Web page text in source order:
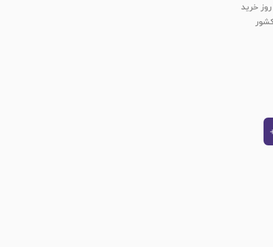
خرید